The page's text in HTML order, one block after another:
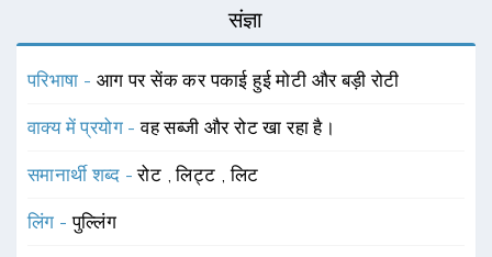
संज्ञा
परिभाषा - आग पर सेंक कर पकाई हुई मोटी और बड़ी रोटी
वाक्य में प्रयोग -वह सब्जी और रोट खा रहा है।
समानार्थी शब्द -रोट ,लिट्ट ,लिट
लिंग -पुल्लिंग